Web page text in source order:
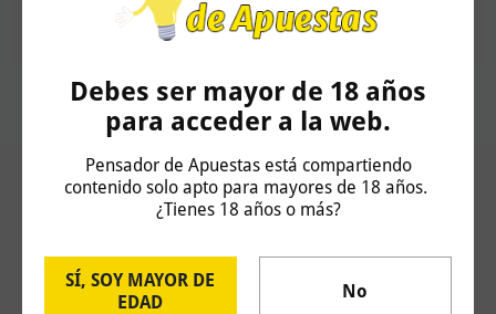
Debes ser mayor de 18 años
para acceder a la web.
Pensador de Apuestas está compartiendo
contenido solo apto para mayores de 18 años.
¿Tienes 18 años o más?
SÍ, SOY MAYOR DE
EDAD
No
2000 apuestas. Colaborador de Radio Marca.
Artículos Relacionados